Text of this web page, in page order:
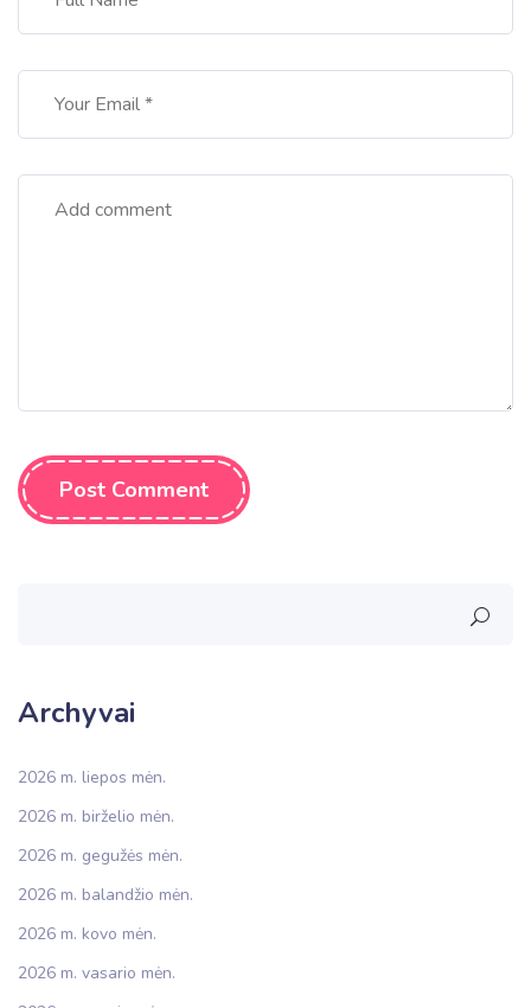
Post Comment
Archyvai
2026 m. liepos mėn.
2026 m. birželio mėn.
2026 m. gegužės mėn.
2026 m. balandžio mėn.
2026 m. kovo mėn.
2026 m. vasario mėn.